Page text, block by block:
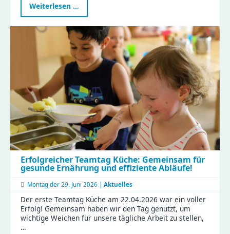
Weiterlesen …
im
Esche
Erfolgreicher Teamtag Küche: Gemeinsam für
gesunde Ernährung und effiziente Abläufe!
Montag der 29. Juni 2026 | Aktuelles
Der erste Teamtag Küche am 22.04.2026 war ein voller
Erfolg! Gemeinsam haben wir den Tag genutzt, um
wichtige Weichen für unsere tägliche Arbeit zu stellen,
…